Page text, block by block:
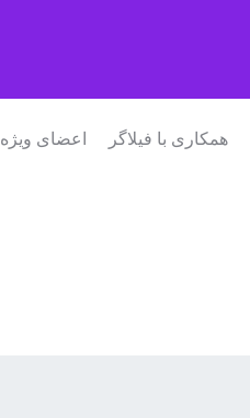
همکاری با فیلاگر اعضای ویژه